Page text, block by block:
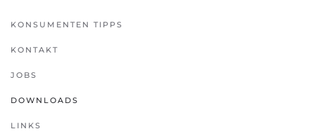
KONSUMENTEN TIPPS
KONTAKT
JOBS
DOWNLOADS
LINKS